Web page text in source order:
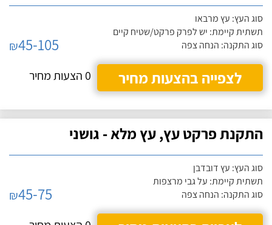
סוג העץ: עץ מרבאו
תשתית קיימת: יש לפרק פרקט/שטיח קיים
סוג התקנה: הנחה צפה
₪45-105
לצפייה בהצעות מחיר
0 הצעות מחיר
התקנת פרקט עץ, עץ מלא - גושני
סוג העץ: עץ דובדבן
תשתית קיימת: על גבי מרצפות
סוג התקנה: הנחה צפה
₪45-75